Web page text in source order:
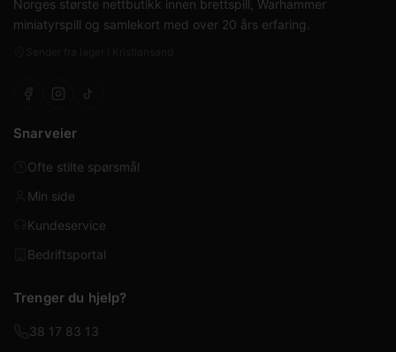
Norges største nettbutikk innen brettspill, Warhammer
miniatyrspill og samlekort med over 20 års erfaring.
Snarveier
Ofte stilte spørsmål
Min side
Kundeservice
Bedriftsportal
Trenger du hjelp?
38 17 83 13